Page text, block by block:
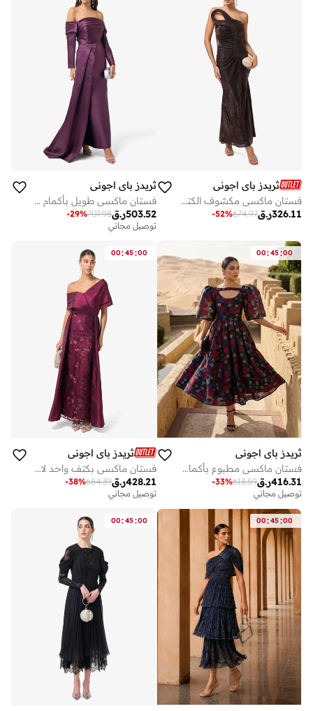
ثريدز باي اجوني
فستان ماكسي مكشوف الكتفين لامع
ر.ق326.11
674.97
-52%
ثريدز باي اجوني
فستان ماكسي طويل بأكمام طويلة وكتف مكشوف
ر.ق503.52
707.98
-29%
توصيل مجاني
00:45:00
ثريدز باي اجوني
فستان ماكسي مطبوع بأكمام منفوشة
ر.ق416.31
613.59
-33%
توصيل مجاني
00:45:00
ثريدز باي اجوني
فستان ماكسي بكتف واحد لامع
ر.ق428.21
684.39
-38%
توصيل مجاني
00:45:00
00:45:00